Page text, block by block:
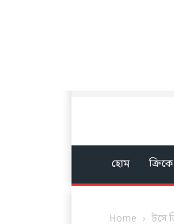
হোম
Home টসে